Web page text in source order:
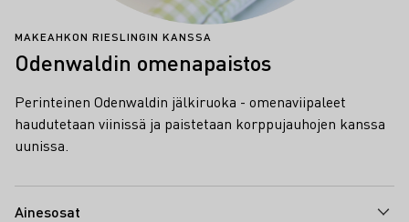
MAKEAHKON RIESLINGIN KANSSA
Odenwaldin omenapaistos
Perinteinen Odenwaldin jälkiruoka - omenaviipaleet
haudutetaan viinissä ja paistetaan korppujauhojen kanssa
uunissa.
Ainesosat